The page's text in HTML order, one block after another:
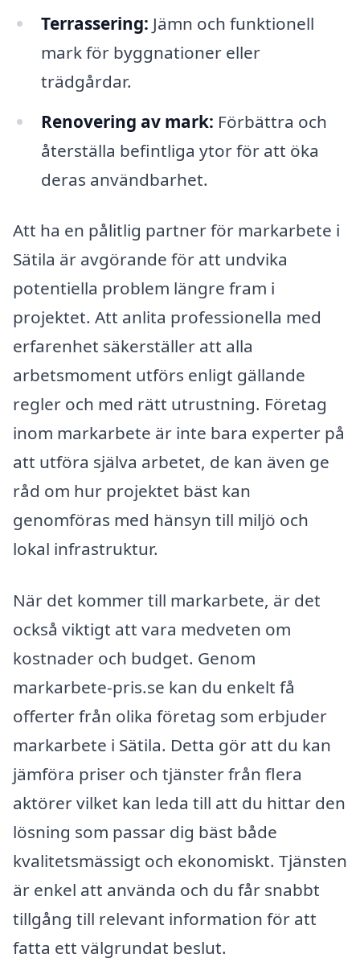
Terrassering: Jämn och funktionell
mark för byggnationer eller
trädgårdar.
Renovering av mark: Förbättra och
återställa befintliga ytor för att öka
deras användbarhet.
Att ha en pålitlig partner för markarbete i
Sätila är avgörande för att undvika
potentiella problem längre fram i
projektet. Att anlita professionella med
erfarenhet säkerställer att alla
arbetsmoment utförs enligt gällande
regler och med rätt utrustning. Företag
inom markarbete är inte bara experter på
att utföra själva arbetet, de kan även ge
råd om hur projektet bäst kan
genomföras med hänsyn till miljö och
lokal infrastruktur.
När det kommer till markarbete, är det
också viktigt att vara medveten om
kostnader och budget. Genom
markarbete-pris.se kan du enkelt få
offerter från olika företag som erbjuder
markarbete i Sätila. Detta gör att du kan
jämföra priser och tjänster från flera
aktörer vilket kan leda till att du hittar den
lösning som passar dig bäst både
kvalitetsmässigt och ekonomiskt. Tjänsten
är enkel att använda och du får snabbt
tillgång till relevant information för att
fatta ett välgrundat beslut.